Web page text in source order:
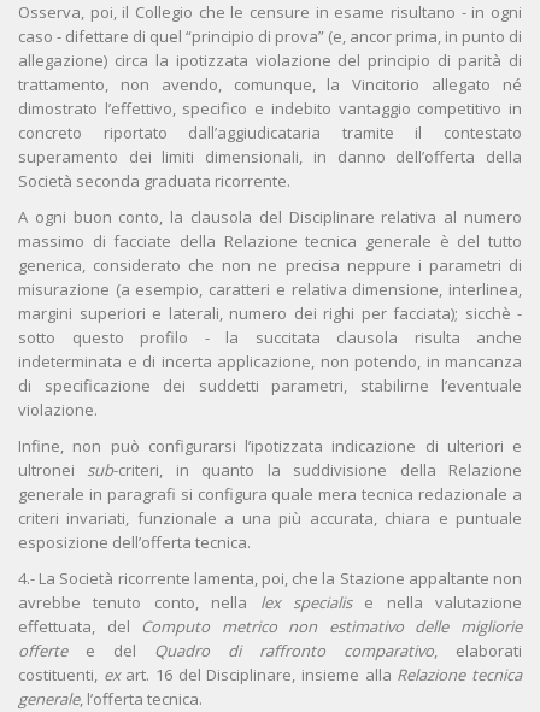
Osserva, poi, il Collegio che le censure in esame risultano - in ogni
caso - difettare di quel “principio di prova” (e, ancor prima, in punto di
allegazione) circa la ipotizzata violazione del principio di parità di
trattamento, non avendo, comunque, la Vincitorio allegato né
dimostrato l’effettivo, specifico e indebito vantaggio competitivo in
concreto riportato dall’aggiudicataria tramite il contestato
superamento dei limiti dimensionali, in danno dell’offerta della
Società seconda graduata ricorrente.
A ogni buon conto, la clausola del Disciplinare relativa al numero
massimo di facciate della Relazione tecnica generale è del tutto
generica, considerato che non ne precisa neppure i parametri di
misurazione (a esempio, caratteri e relativa dimensione, interlinea,
margini superiori e laterali, numero dei righi per facciata); sicchè -
sotto questo profilo - la succitata clausola risulta anche
indeterminata e di incerta applicazione, non potendo, in mancanza
di specificazione dei suddetti parametri, stabilirne l’eventuale
violazione.
Infine, non può configurarsi l’ipotizzata indicazione di ulteriori e
ultronei sub-criteri, in quanto la suddivisione della Relazione
generale in paragrafi si configura quale mera tecnica redazionale a
criteri invariati, funzionale a una più accurata, chiara e puntuale
esposizione dell’offerta tecnica.
4.- La Società ricorrente lamenta, poi, che la Stazione appaltante non
avrebbe tenuto conto, nella lex specialis e nella valutazione
effettuata, del Computo metrico non estimativo delle migliorie
offertee del Quadro di raffronto comparativo, elaborati
costituenti, exart. 16 del Disciplinare, insieme alla Relazione tecnica
generale, l’offerta tecnica.